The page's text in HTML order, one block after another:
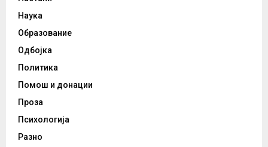
Наука
Образование
Одбојка
Политика
Помош и донации
Проза
Психологија
Разно